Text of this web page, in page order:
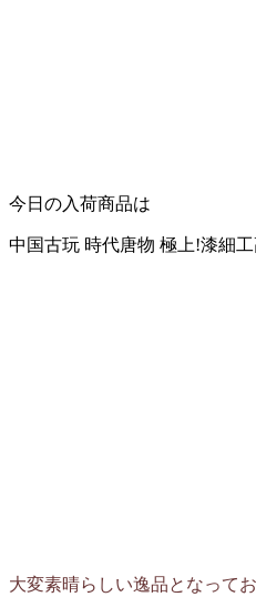
今日の入荷商品は
中国古玩 時代唐物 極上!漆細
大変素晴らしい逸品となって